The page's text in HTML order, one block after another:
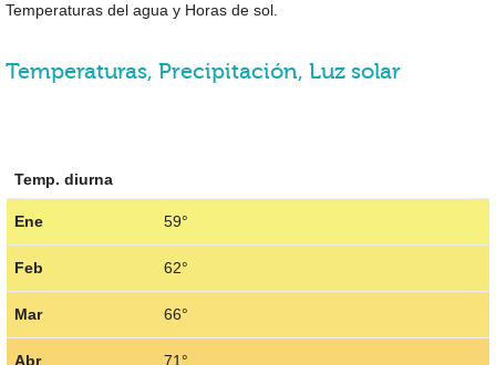
Temperaturas del agua y Horas de sol.
Temperaturas, Precipitación, Luz solar
Temp. diurna
Ene 59°
Feb 62°
Mar 66°
Abr 71°